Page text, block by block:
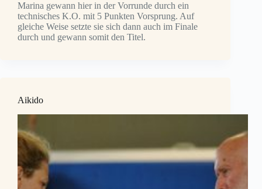
Marina gewann hier in der Vorrunde durch ein
technisches K.O. mit 5 Punkten Vorsprung. Auf
gleiche Weise setzte sie sich dann auch im Finale
durch und gewann somit den Titel.
Aikido